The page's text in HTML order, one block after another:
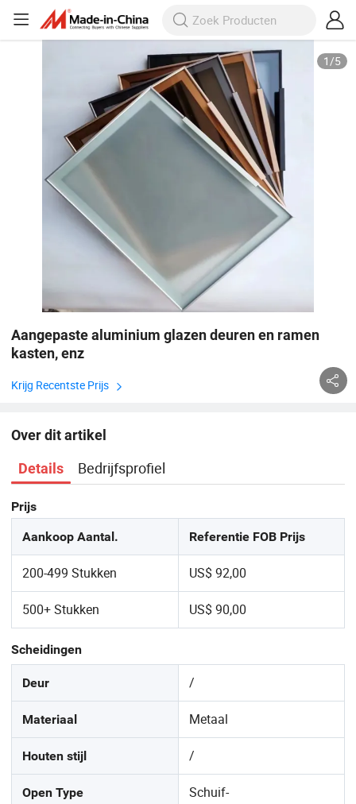
1/5
Aangepaste aluminium glazen deuren en ramen
kasten, enz
Krijg Recentste Prijs
Over dit artikel
Details Bedrijfsprofiel
Prijs
Aankoop Aantal. Referentie FOB Prijs
200-499 Stukken US$ 92,00
500+ Stukken US$ 90,00
Scheidingen
Deur /
Materiaal Metaal
Houten stijl /
Open Type Schuif-